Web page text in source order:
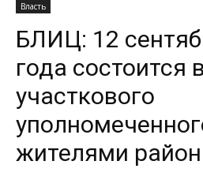
Власть
БЛИЦ: 12
года состоится
участкового
жителями